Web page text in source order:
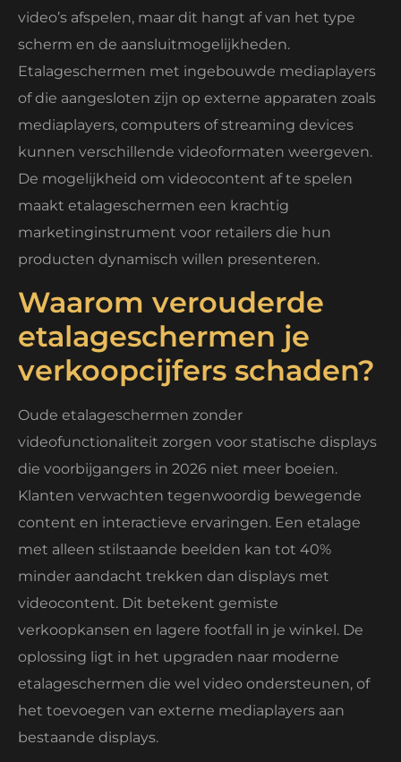
video’s afspelen, maar dit hangt af van het type
scherm en de aansluitmogelijkheden.
Etalageschermen met ingebouwde mediaplayers
of die aangesloten zijn op externe apparaten zoals
mediaplayers, computers of streaming devices
kunnen verschillende videoformaten weergeven.
De mogelijkheid om videocontent af te spelen
maakt etalageschermen een krachtig
marketinginstrument voor retailers die hun
producten dynamisch willen presenteren.
Waarom verouderde
etalageschermen je
verkoopcijfers schaden?
Oude etalageschermen zonder
videofunctionaliteit zorgen voor statische displays
die voorbijgangers in 2026 niet meer boeien.
Klanten verwachten tegenwoordig bewegende
content en interactieve ervaringen. Een etalage
met alleen stilstaande beelden kan tot 40%
minder aandacht trekken dan displays met
videocontent. Dit betekent gemiste
verkoopkansen en lagere footfall in je winkel. De
oplossing ligt in het upgraden naar moderne
etalageschermen die wel video ondersteunen, of
het toevoegen van externe mediaplayers aan
bestaande displays.